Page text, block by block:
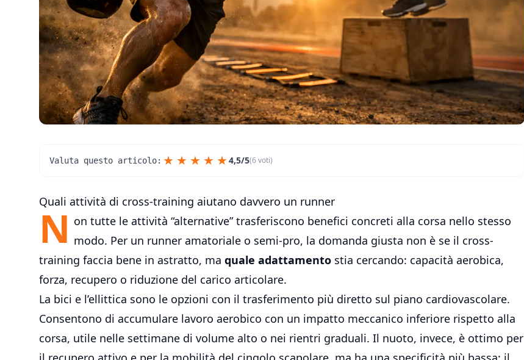
Valuta questo articolo: ★ ★ ★ ★ ★4,5/5(6 voti)
Quali attività di cross-training aiutano davvero un runner
N on tutte le attività “alternative” trasferiscono benefici concreti alla corsa nello stesso
modo. Per un runner amatoriale o semi-pro, la domanda giusta non è se il cross-
training faccia bene in astratto, ma quale adattamento stia cercando: capacità aerobica,
forza, recupero o riduzione del carico articolare.
La bici e l’ellittica sono le opzioni con il trasferimento più diretto sul piano cardiovascolare.
Consentono di accumulare lavoro aerobico con un impatto meccanico inferiore rispetto alla
corsa, utile nelle settimane di volume alto o nei rientri graduali. Il nuoto, invece, è ottimo per